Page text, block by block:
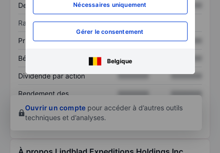
Nécessaires uniquement
Gérer le consentement
Belgique
Dette totale XXXXXXX
Ratios
Prix / ventes XXXXXXX XXXXXXX
Bénéfice par action XXXXXXX
Dividende par action XXXXXXX XXXXXXX
Rendement des
XXXXXXX
XXXXXXX
Ouvrir un compte pour accéder à d’autres outils
techniques et d’analyses.